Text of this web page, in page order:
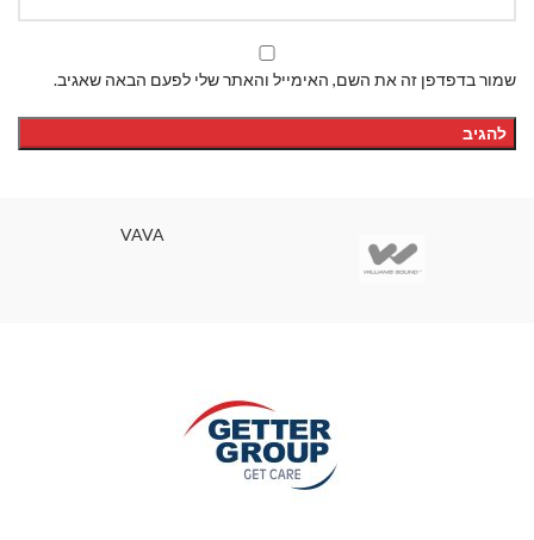
שמור בדפדפן זה את השם, האימייל והאתר שלי לפעם הבאה שאגיב.
VAVA